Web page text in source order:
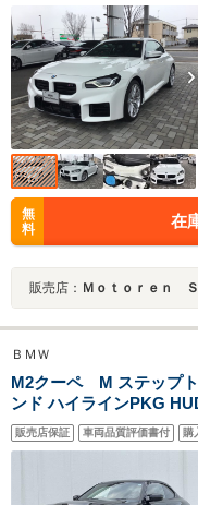
ETC車載器
無
料
在
販売店： Ｍｏｔｏｒｅｎ Ｓａｉｔａ
ＢＭＷ
M2クーペ M ステップ
ンド ハイラインPKG
ィスプレイ ワイヤレス
Mコンフォートパッケー
販売店保証 車両品質評価書付 購